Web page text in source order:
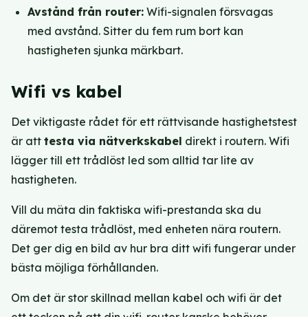
Avstånd från router: Wifi-signalen försvagas
med avstånd. Sitter du fem rum bort kan
hastigheten sjunka märkbart.
Wifi vs kabel
Det viktigaste rådet för ett rättvisande hastighetstest
är att testa via nätverkskabel direkt i routern. Wifi
lägger till ett trådlöst led som alltid tar lite av
hastigheten.
Vill du mäta din faktiska wifi-prestanda ska du
däremot testa trådlöst, med enheten nära routern.
Det ger dig en bild av hur bra ditt wifi fungerar under
bästa möjliga förhållanden.
Om det är stor skillnad mellan kabel och wifi är det